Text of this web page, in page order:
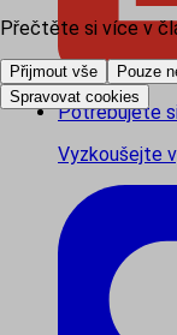
Potřebujete
Vyzkoušejte
Přečtěte si více v
Přijmout vše
Pouze
Spravovat cookies